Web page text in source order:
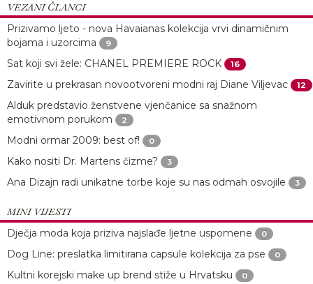
VEZANI ČLANCI
Prizivamo ljeto - nova Havaianas kolekcija vrvi dinamičnim
bojama i uzorcima
9
Sat koji svi žele: CHANEL PREMIERE ROCK 16
Zavirite u prekrasan novootvoreni modni raj Diane Viljevac 12
Alduk predstavio ženstvene vjenčanice sa snažnom
emotivnom porukom
2
Modni ormar 2009: best of! 0
Kako nositi Dr. Martens čizme? 3
Ana Dizajn radi unikatne torbe koje su nas odmah osvojile 3
MINI VIJESTI
Dječja moda koja priziva najslađe ljetne uspomene
0
Dog Line: preslatka limitirana capsule kolekcija za pse 0
Kultni korejski make up brend stiže u Hrvatsku 0